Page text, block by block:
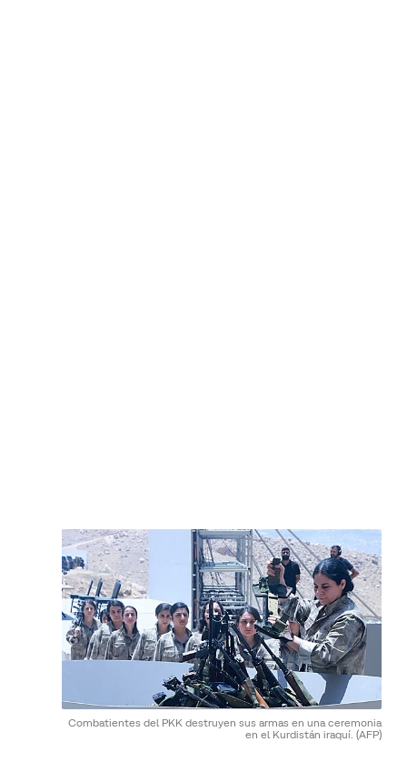
Combatientes del PKK destruyen sus armas en una ceremonia
en el Kurdistán iraquí. (AFP)